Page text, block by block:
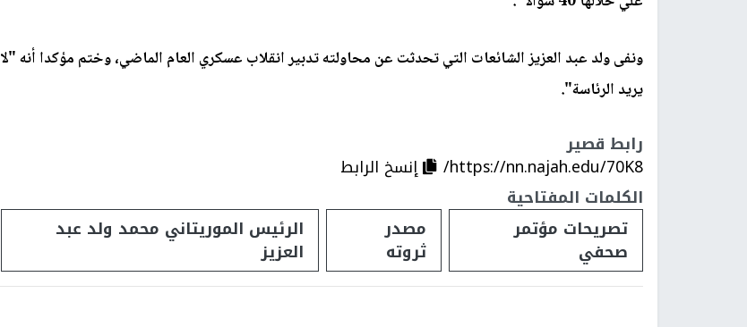
ونفى ولد عبد العزيز الشائعات التي تحدثت عن محاولته تدبير انقلاب عسكري العام الماضي، وختم مؤكدا أنه "لا
يريد الرئاسة".
رابط قصير
https://nn.najah.edu/70K8/
إنسخ الرابط
الكلمات المفتاحية
تصريحات مؤتمر
صحفي
مصدر
ثروته
الرئيس الموريتاني ​محمد ولد عبد
العزيز